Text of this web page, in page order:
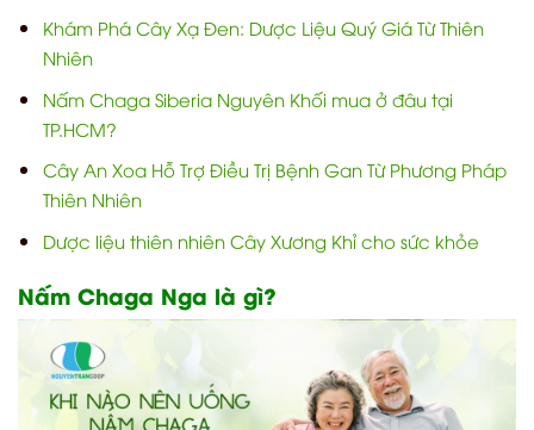
Khám Phá Cây Xạ Đen: Dược Liệu Quý Giá Từ Thiên
Nhiên
Nấm Chaga Siberia Nguyên Khối mua ở đâu tại
TP.HCM?
Cây An Xoa Hỗ Trợ Điều Trị Bệnh Gan Từ Phương Pháp
Thiên Nhiên
Dược liệu thiên nhiên Cây Xương Khỉ cho sức khỏe
Nấm Chaga Nga là gì?